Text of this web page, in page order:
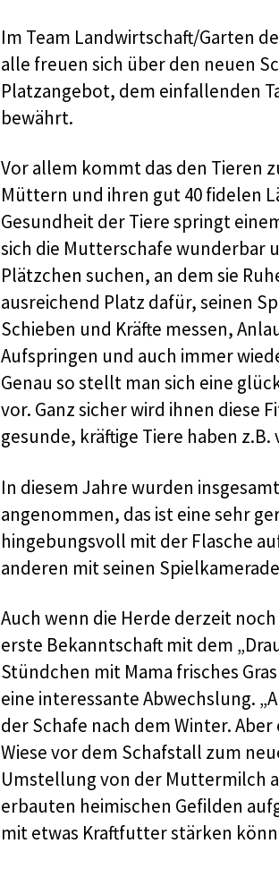
Im Team Landwirtschaft/Garten
alle freuen sich über den neuen
Platzangebot, dem einfallenden
bewährt.
Vor allem kommt das den Tieren
Müttern und ihren gut 40 fidelen
Gesundheit der Tiere springt
sich die Mutterschafe wunderbar
Plätzchen suchen, an dem sie
ausreichend Platz dafür, seinen
Schieben und Kräfte messen,
Aufspringen und auch immer
Genau so stellt man sich eine
vor. Ganz sicher wird ihnen diese
gesunde, kräftige Tiere haben
In diesem Jahre wurden
angenommen, das ist eine sehr
hingebungsvoll mit der Flasche
anderen mit seinen
Auch wenn die Herde derzeit
erste Bekanntschaft mit dem
Stündchen mit Mama frisches
eine interessante Abwechslung.
der Schafe nach dem Winter.
Wiese vor dem Schafstall zum
Umstellung von der Muttermilch
erbauten heimischen Gefilden
mit etwas Kraftfutter stärken